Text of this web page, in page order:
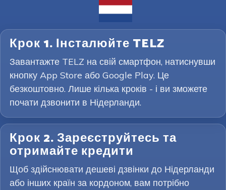
Крок 1. Інсталюйте TELZ
Завантажте TELZ на свій смартфон, натиснувши
кнопку App Store або Google Play. Це
безкоштовно. Лише кілька кроків - і ви зможете
почати дзвонити в Нідерланди.
Крок 2. Зареєструйтесь та
отримайте кредити
Щоб здійснювати дешеві дзвінки до Нідерланди
або інших країн за кордоном, вам потрібно